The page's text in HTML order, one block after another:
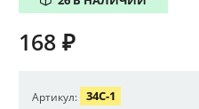
168 ₽
Артикул: 34C-1